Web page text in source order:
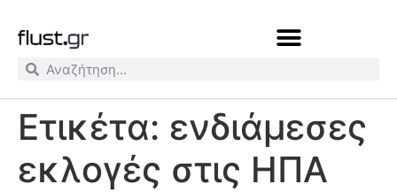
Ετικέτα: ενδιάμεσες
εκλογές στις ΗΠΑ